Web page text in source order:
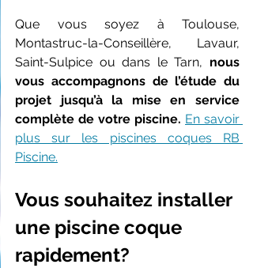
Que vous soyez à Toulouse,
Montastruc-la-Conseillère, Lavaur,
Saint-Sulpice ou dans le Tarn, nous
vous accompagnons de l’étude du
projet jusqu’à la mise en service
complète de votre piscine. En savoir
plus sur les piscines coques RB
Piscine.
Vous souhaitez installer
une piscine coque
rapidement?